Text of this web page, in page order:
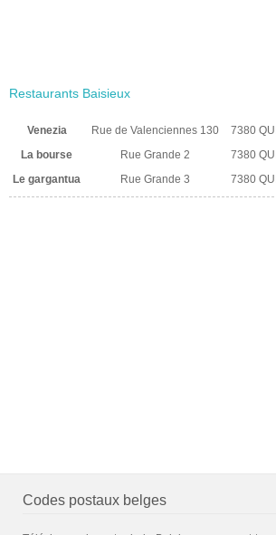
Restaurants Baisieux
Venezia Rue de Valenciennes 130 7380
La bourse
Rue Grande 2 7380
Le gargantua
Rue Grande 3 7380
Codes postaux belges